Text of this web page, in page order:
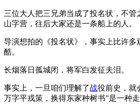
三位大人把三兄弟当成了投名状，不管
山字营，往后大家还是一条船上的人。
导演想拍的《投名状》，事实上比许多
酷。
长烟落日孤城闭，将军白发征夫泪。
事实上，一旦咱们理解了战役前史，就
万字平戎策，换得东家种树书”是一种走